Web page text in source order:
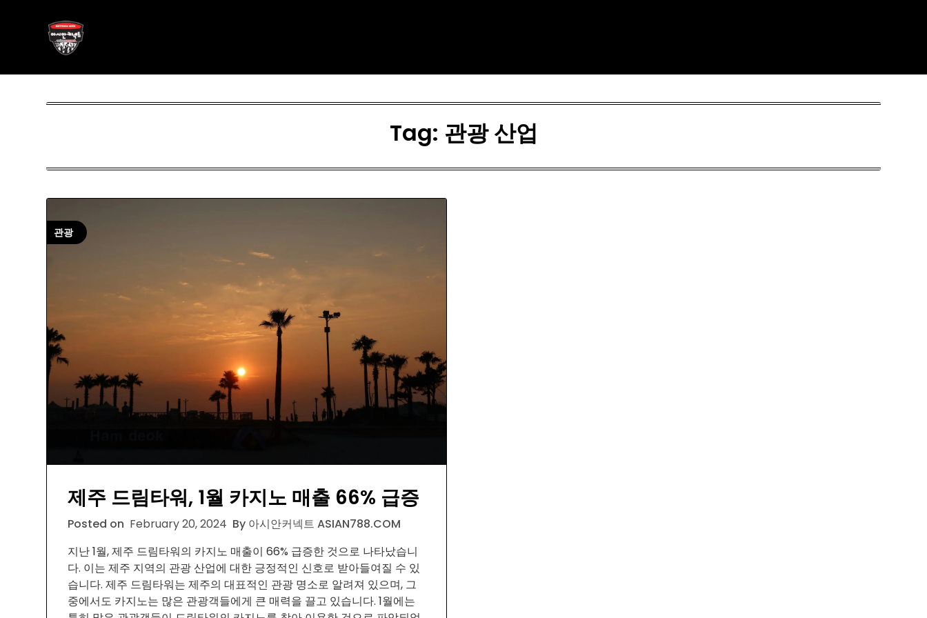
Tag: 관광 산업
관광
제주 드림타워, 1월 카지노 매출 66% 급증
Posted on February 20, 2024 By 아시안커넥트 ASIAN788.COM
지난 1월, 제주 드림타워의 카지노 매출이 66% 급증한 것으로 나타났습니
다. 이는 제주 지역의 관광 산업에 대한 긍정적인 신호로 받아들여질 수 있
습니다. 제주 드림타워는 제주의 대표적인 관광 명소로 알려져 있으며, 그
중에서도 카지노는 많은 관광객들에게 큰 매력을 끌고 있습니다. 1월에는